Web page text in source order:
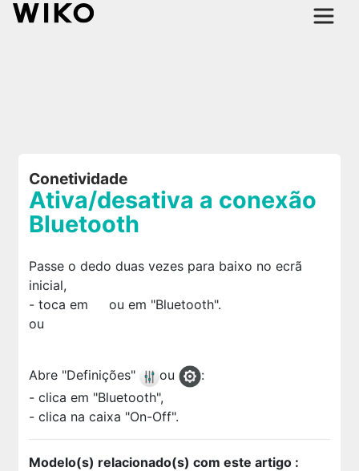
Conetividade
Ativa/desativa a conexão
Bluetooth
Passe o dedo duas vezes para baixo no ecrã
inicial,
- toca em
ou em "Bluetooth".
ou
Abre "Definições" ou
:
- clica em "Bluetooth",
- clica na caixa "On-Off".
Modelo(s) relacionado(s) com este artigo :